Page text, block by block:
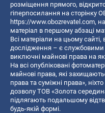
розміщення прямого,
гіперпосилання на сторінку
https://www.obozrevatel.com,
матеріал в першому абзаці
Всі матеріали на цьому сайті,
дослідження – є службовими
виключні майнові права на
На всі опубліковані
майнові права, які
права та суміжні права»,
дозволу ТОВ «Золота
підлягають подальшому
будь-якій формі.